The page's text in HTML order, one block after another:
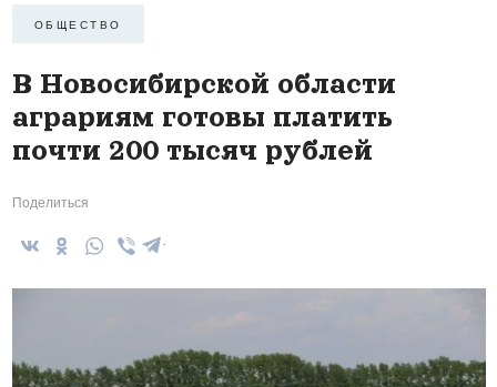
ОБЩЕСТВО
В Новосибирской области
аграриям готовы платить
почти 200 тысяч рублей
Поделиться